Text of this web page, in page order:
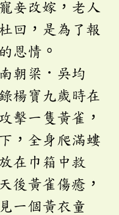
妾改嫁，老人
回，是為了報
恩情。
朝梁．吳均
楊寶九歲時在
擊一隻黃雀，
，全身爬滿螻
在巾箱中救
後黃雀傷癒，
一個黃衣童